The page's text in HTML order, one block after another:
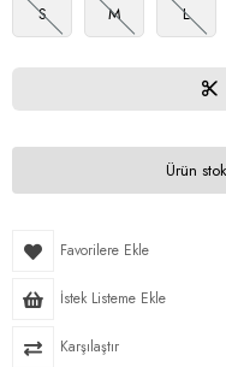
S M L
Ürün
Favorilere Ekle
İstek Listeme Ekle
Karşılaştır